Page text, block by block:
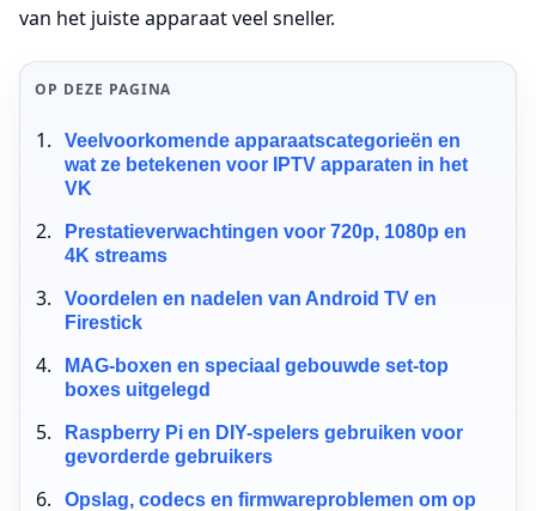
van het juiste apparaat veel sneller.
OP DEZE PAGINA
Veelvoorkomende apparaatscategorieën en
wat ze betekenen voor IPTV apparaten in het
VK
Prestatieverwachtingen voor 720p, 1080p en
4K streams
Voordelen en nadelen van Android TV en
Firestick
MAG-boxen en speciaal gebouwde set-top
boxes uitgelegd
Raspberry Pi en DIY-spelers gebruiken voor
gevorderde gebruikers
Opslag, codecs en firmwareproblemen om op